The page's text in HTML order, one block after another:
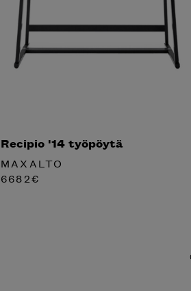
Recipio '14 työpöytä
MAXALTO
6682€